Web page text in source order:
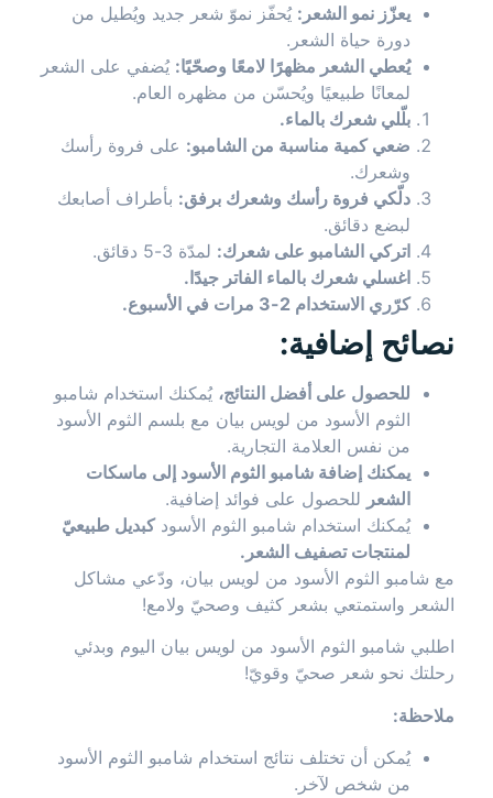
يعزّز نمو الشعر: يُحفّز نموّ شعر جديد ويُطيل من
دورة حياة الشعر.
يُعطي الشعر مظهرًا لامعًا وصحّيًا: يُضفي على الشعر
لمعانًا طبيعيًا ويُحسّن من مظهره العام.
بلّلي شعرك بالماء.
ضعي كمية مناسبة من الشامبو: على فروة رأسك
وشعرك.
دلّكي فروة رأسك وشعرك برفق: بأطراف أصابعك
لبضع دقائق.
اتركي الشامبو على شعرك: لمدّة 3-5 دقائق.
اغسلي شعرك بالماء الفاتر جيدًا.
كرّري الاستخدام 2-3 مرات في الأسبوع.
نصائح إضافية:
للحصول على أفضل النتائج، يُمكنك استخدام شامبو
الثوم الأسود من لويس بيان مع بلسم الثوم الأسود
من نفس العلامة التجارية.
يمكنك إضافة شامبو الثوم الأسود إلى ماسكات
الشعر للحصول على فوائد إضافية.
يُمكنك استخدام شامبو الثوم الأسودكبديل طبيعيّ
لمنتجات تصفيف الشعر.
مع شامبو الثوم الأسود من لويس بيان، ودّعي مشاكل
الشعر واستمتعي بشعر كثيف وصحيّ ولامع!
اطلبي شامبو الثوم الأسود من لويس بيان اليوم وبدئي
رحلتك نحو شعر صحيّ وقويّ!
ملاحظة:
يُمكن أن تختلف نتائج استخدام شامبو الثوم الأسود
من شخص لآخر.